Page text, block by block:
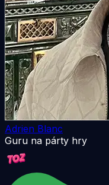
Adrien Blanc
Guru na párty hry